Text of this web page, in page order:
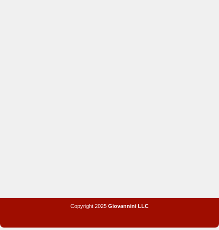
Copyright 2025 Giovannini LLC